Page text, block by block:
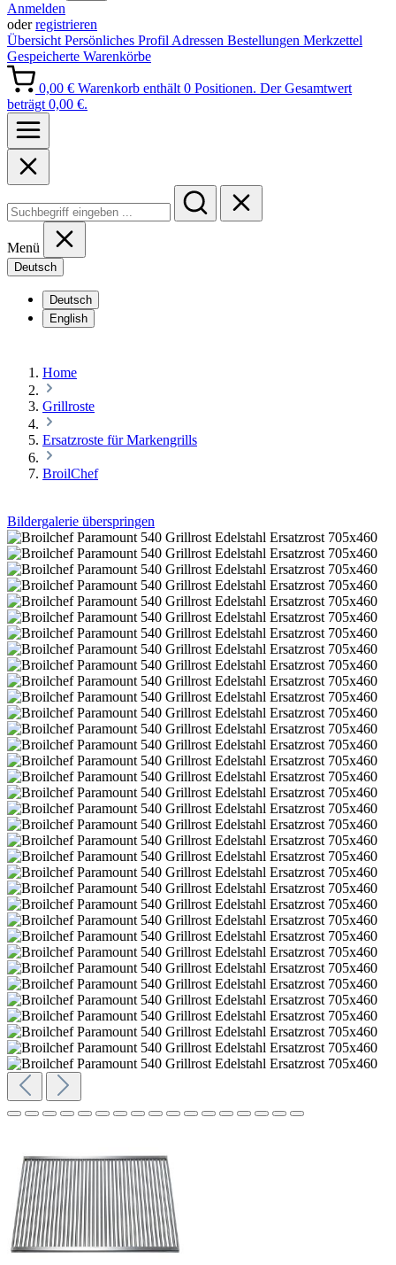
Anmelden
oderregistrieren
Übersicht Persönliches Profil Adressen Bestellungen Merkzettel
Gespeicherte Warenkörbe
0,00 € Warenkorb enthält 0 Positionen. Der Gesamtwert
beträgt 0,00 €.
Menü
Deutsch
Deutsch
English
Home
Grillroste
Ersatzroste für Markengrills
BroilChef
Bildergalerie überspringen